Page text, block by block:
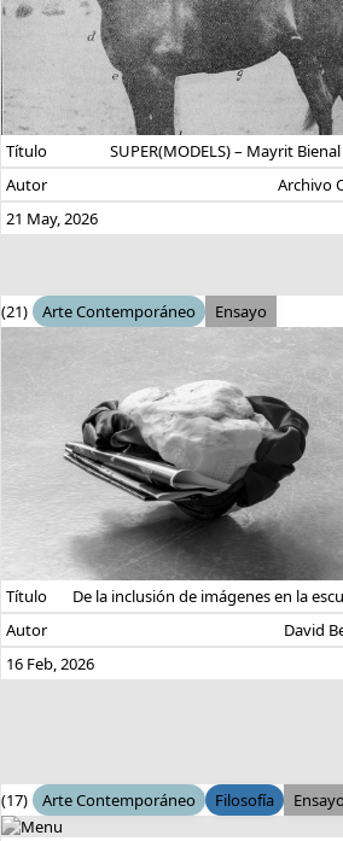
Título
SUPER(MODELS) – Mayrit
Autor
Archivo
21 May, 2026
(21) Arte Contemporáneo Ensayo
Título
De la inclusión de imágenes en la
Autor
David
16 Feb, 2026
(17) Arte Contemporáneo Filosofía Ensayo